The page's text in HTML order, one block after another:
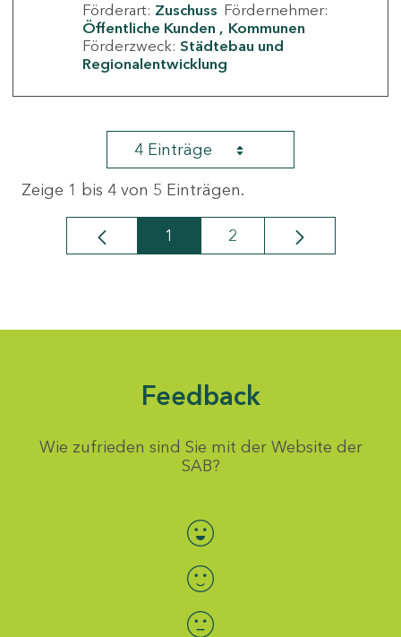
Förderart: Zuschuss Fördernehmer:
Öffentliche Kunden
Kommunen
Förderzweck: Städtebau und
Regionalentwicklung
4 Einträge
Zeige 1 bis 4 von 5 Einträgen.
Seite
1 Seite
2
Feedback
Wie zufrieden sind Sie mit der Website der
SAB?
Bewertung auswählen